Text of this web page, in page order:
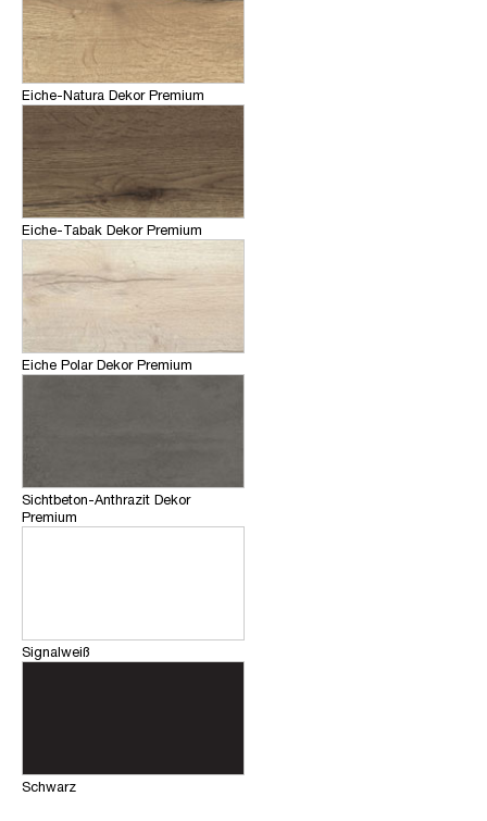
Eiche-Natura Dekor Premium
Eiche-Tabak Dekor Premium
Eiche Polar Dekor Premium
Sichtbeton-Anthrazit Dekor
Premium
Signalweiß
Schwarz